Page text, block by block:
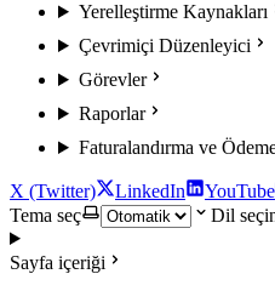
Yerelleştirme Kaynakları
Çevrimiçi Düzenleyici
Görevler
Raporlar
Faturalandırma ve
X (Twitter) LinkedIn YouTube
Tema seç
Dil
Sayfa içeriği